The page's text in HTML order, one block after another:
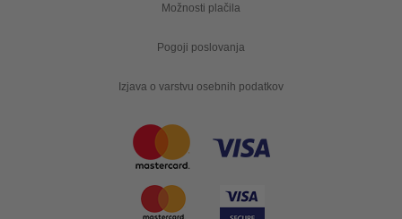
Možnosti plačila
Pogoji poslovanja
Izjava o varstvu osebnih podatkov